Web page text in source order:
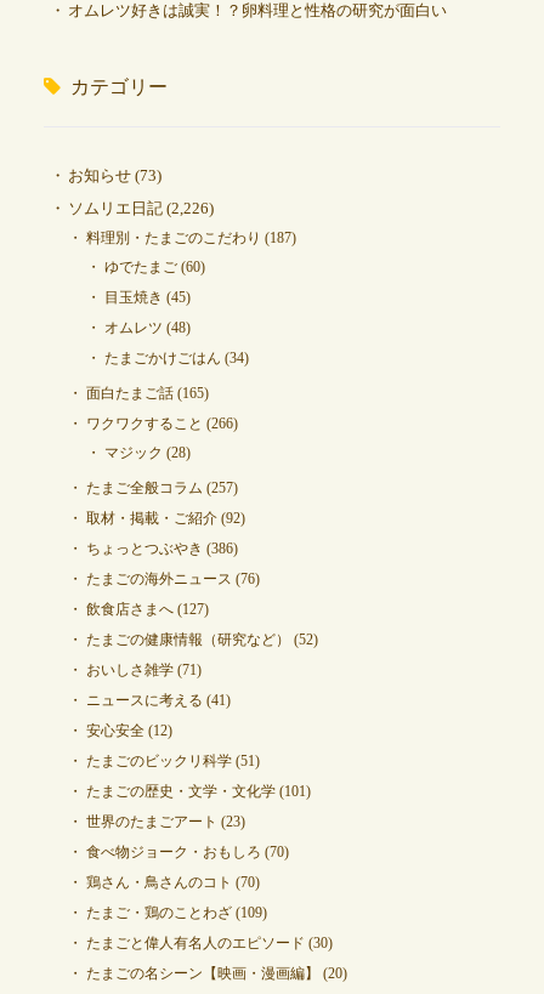
オムレツ好きは誠実！？卵料理と性格の研究が面白い
カテゴリー
お知らせ(73)
ソムリエ日記(2,226)
料理別・たまごのこだわり (187)
ゆでたまご(60)
目玉焼き (45)
オムレツ (48)
たまごかけごはん (34)
面白たまご話(165)
ワクワクすること (266)
マジック (28)
たまご全般コラム (257)
取材・掲載・ご紹介(92)
ちょっとつぶやき (386)
たまごの海外ニュース (76)
飲食店さまへ(127)
たまごの健康情報（研究など）
(52)
おいしさ雑学(71)
ニュースに考える (41)
安心安全(12)
たまごのビックリ科学(51)
たまごの歴史・文学・文化学(101)
世界のたまごアート (23)
食べ物ジョーク・おもしろ (70)
鶏さん・鳥さんのコト (70)
たまご・鶏のことわざ(109)
たまごと偉人有名人のエピソード (30)
たまごの名シーン【映画・漫画編】
(20)